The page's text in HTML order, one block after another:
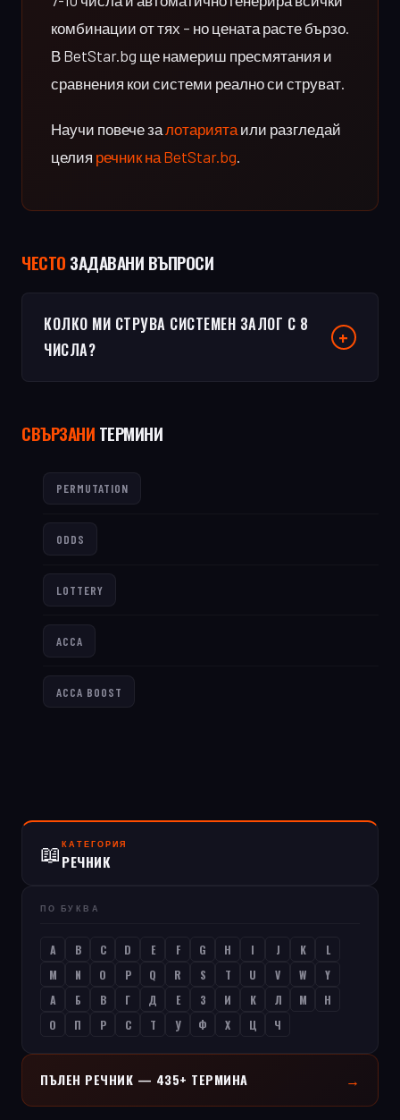
комбинации от тях – но цената расте бързо.
В BetStar.bg ще намериш пресмятания и
сравнения кои системи реално си струват.
Научи повече залотарията или разгледай
целия речник на BetStar.bg.
ЧЕСТO ЗАДАВАНИ ВЪПРОСИ
КОЛКО МИ СТРУВА СИСТЕМЕН ЗАЛОГ С 8
ЧИСЛА?
СВЪРЗАНИ ТЕРМИНИ
PERMUTATION
ODDS
LOTTERY
ACCA
ACCA BOOST
📖 КАТЕГОРИЯ
РЕЧНИК
ПО БУКВА
A B C D E F G H I J K
L
M
N O P Q R S T U V W
Y
А
Б В Г Д Е З И К Л М
Н
О
П Р С Т У Ф Х Ц Ч
ПЪЛЕН РЕЧНИК — 435+ ТЕРМИНА →